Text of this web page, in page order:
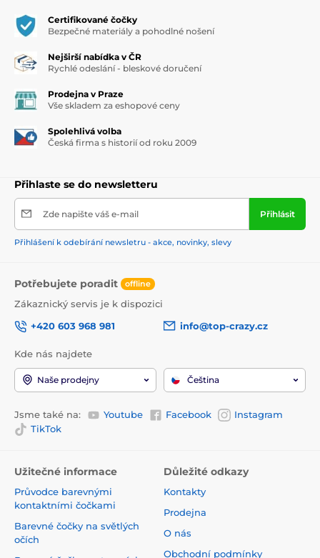
Certifikované čočky
Bezpečné materiály a pohodlné nošení
Nejširší nabídka v ČR
Rychlé odeslání - bleskové doručení
Prodejna v Praze
Vše skladem za eshopové ceny
Spolehlivá volba
Česká firma s historií od roku 2009
Přihlaste se do newsletteru
Zde napište váš e-mail Přihlásit
Přihlášení k odebírání newsletru - akce, novinky, slevy
Potřebujete poradit offline
Zákaznický servis je k dispozici
+420 603 968 981
info@top-crazy.cz
Kde nás najdete
Naše prodejny Čeština
Jsme také na: Youtube Facebook
Instagram
TikTok
Užitečné informace
Průvodce barevnými
kontaktními čočkami
Barevné čočky na světlých
očích
Důležité odkazy
Kontakty
Prodejna
O nás
Obchodní podmínky